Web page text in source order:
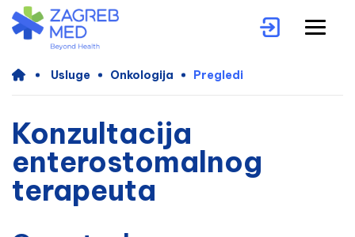
Usluge Onkologija Pregledi
Konzultacija
enterostomalnog
terapeuta